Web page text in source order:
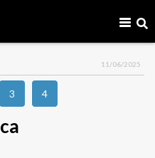
11/06/2025
3 4